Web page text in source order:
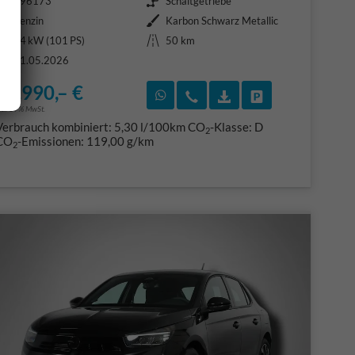
Benzin Außenfarbe Karbon Schwarz Metallic
74 kW (101 PS) Kilometerstand
50 km
21.05.2026
19.990,– €
incl. 19% MwSt.
Rückruf vereinbaren
Wir rufen Sie an
Fahrzeugexposé
kombiniert: 5,30 l/100kmCO2-Klasse: D
2-Emissionen: 119,00 g/km